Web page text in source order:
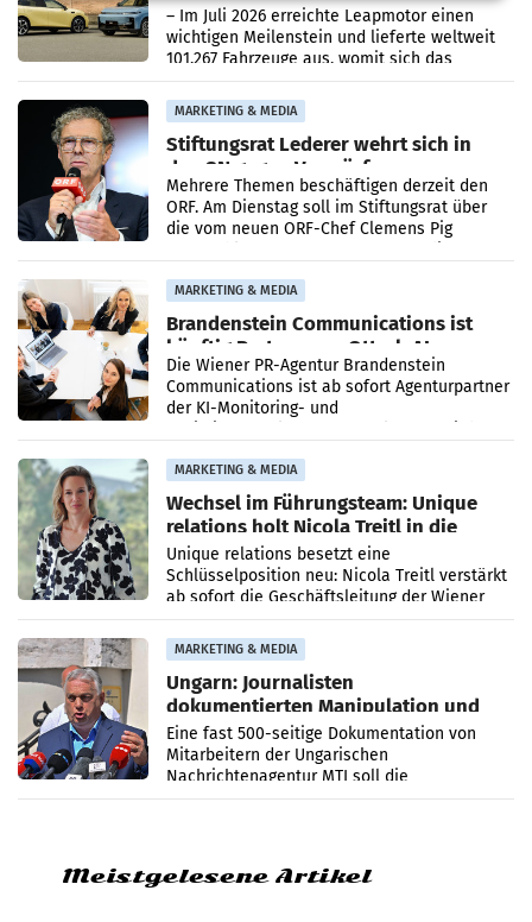
überschreitet die 100.000er-Marke
– Im Juli 2026 erreichte Leapmotor einen
wichtigen Meilenstein und lieferte weltweit
101.267 Fahrzeuge aus, womit sich das
Ergebnis gegenüber Juli 2025 mehr als
verdoppelte (+102
MARKETING & MEDIA
Stiftungsrat Lederer wehrt sich in
den SN gegen Vorwürfe
Mehrere Themen beschäftigen derzeit den
ORF. Am Dienstag soll im Stiftungsrat über
die vom neuen ORF-Chef Clemens Pig
MARKETING & MEDIA
Brandenstein Communications ist
künftig Partner von OtterlyAI
Die Wiener PR-Agentur Brandenstein
Communications ist ab sofort Agenturpartner
der KI-Monitoring- und
MARKETING & MEDIA
Wechsel im Führungsteam: Unique
relations holt Nicola Treitl in die
Geschäftsleitung
Unique relations besetzt eine
Schlüsselposition neu: Nicola Treitl verstärkt
ab sofort die Geschäftsleitung der Wiener
PR-Agentur an der Seite von Josef Kalina und
Anna Kalina-Mahr.
MARKETING & MEDIA
Ungarn: Journalisten
dokumentierten Manipulation und
Zensur
Eine fast 500-seitige Dokumentation von
Mitarbeitern der Ungarischen
Nachrichtenagentur MTI soll die
systematische Nachrichten-Manipulation und
Meistgelesene Artikel